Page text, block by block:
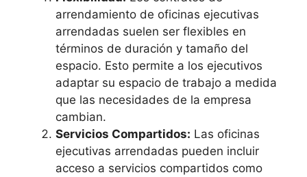
arrendamiento de oficinas ejecutivas
arrendadas suelen ser flexibles en
términos de duración y tamaño del
espacio. Esto permite a los ejecutivos
adaptar su espacio de trabajo a medida
que las necesidades de la empresa
cambian.
Servicios Compartidos: Las oficinas
ejecutivas arrendadas pueden incluir
acceso a servicios compartidos como